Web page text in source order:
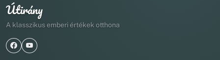
Útirány
A klasszikus emberi értékek otthona